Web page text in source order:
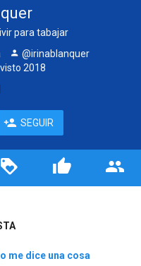
para tabajar
@irinablanquer
2018
SEGUIR
me dice una cosa